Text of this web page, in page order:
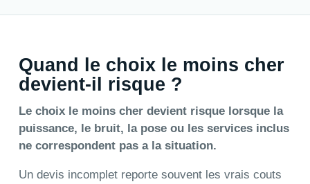
Quand le choix le moins cher
devient-il risque ?
Le choix le moins cher devient risque lorsque la
puissance, le bruit, la pose ou les services inclus
ne correspondent pas a la situation.
Un devis incomplet reporte souvent les vrais couts